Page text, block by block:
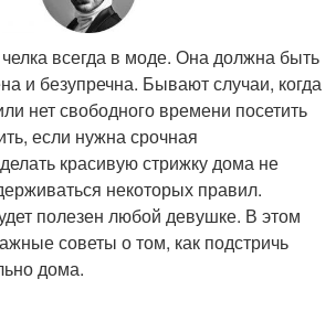
всегда в моде. Она должна быть
и безупречна. Бывают случаи, когда
нет свободного времени посетить
если нужна срочная
красивую стрижку дома не
некоторых правил.
полезен любой девушке. В этом
советы о том, как подстричь
дома.